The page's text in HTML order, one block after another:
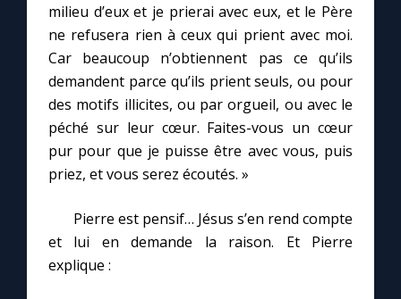
milieu d’eux et je prierai avec eux, et le Père
ne refusera rien à ceux qui prient avec moi.
Car beaucoup n’obtiennent pas ce qu’ils
demandent parce qu’ils prient seuls, ou pour
des motifs illicites, ou par orgueil, ou avec le
péché sur leur cœur. Faites-vous un cœur
pur pour que je puisse être avec vous, puis
priez, et vous serez écoutés. »
Pierre est pensif… Jésus s’en rend compte
et lui en demande la raison. Et Pierre
explique :